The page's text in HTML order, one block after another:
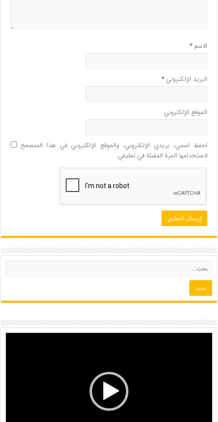
الاسم*
البريد الإلكتروني*
الموقع الإلكتروني
احفظ اسمي، بريدي الإلكتروني، والموقع الإلكتروني في هذا المتصفح
لاستخدامها المرة المقبلة في تعليقي.